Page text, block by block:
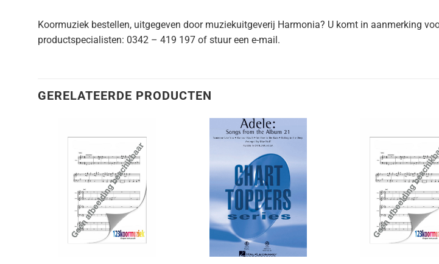
Koormuziek bestellen, uitgegeven door muziekuitgeverij Harmonia? U komt in aanmerking
productspecialisten: 0342 – 419 197 of stuur een e-mail.
GERELATEERDE PRODUCTEN